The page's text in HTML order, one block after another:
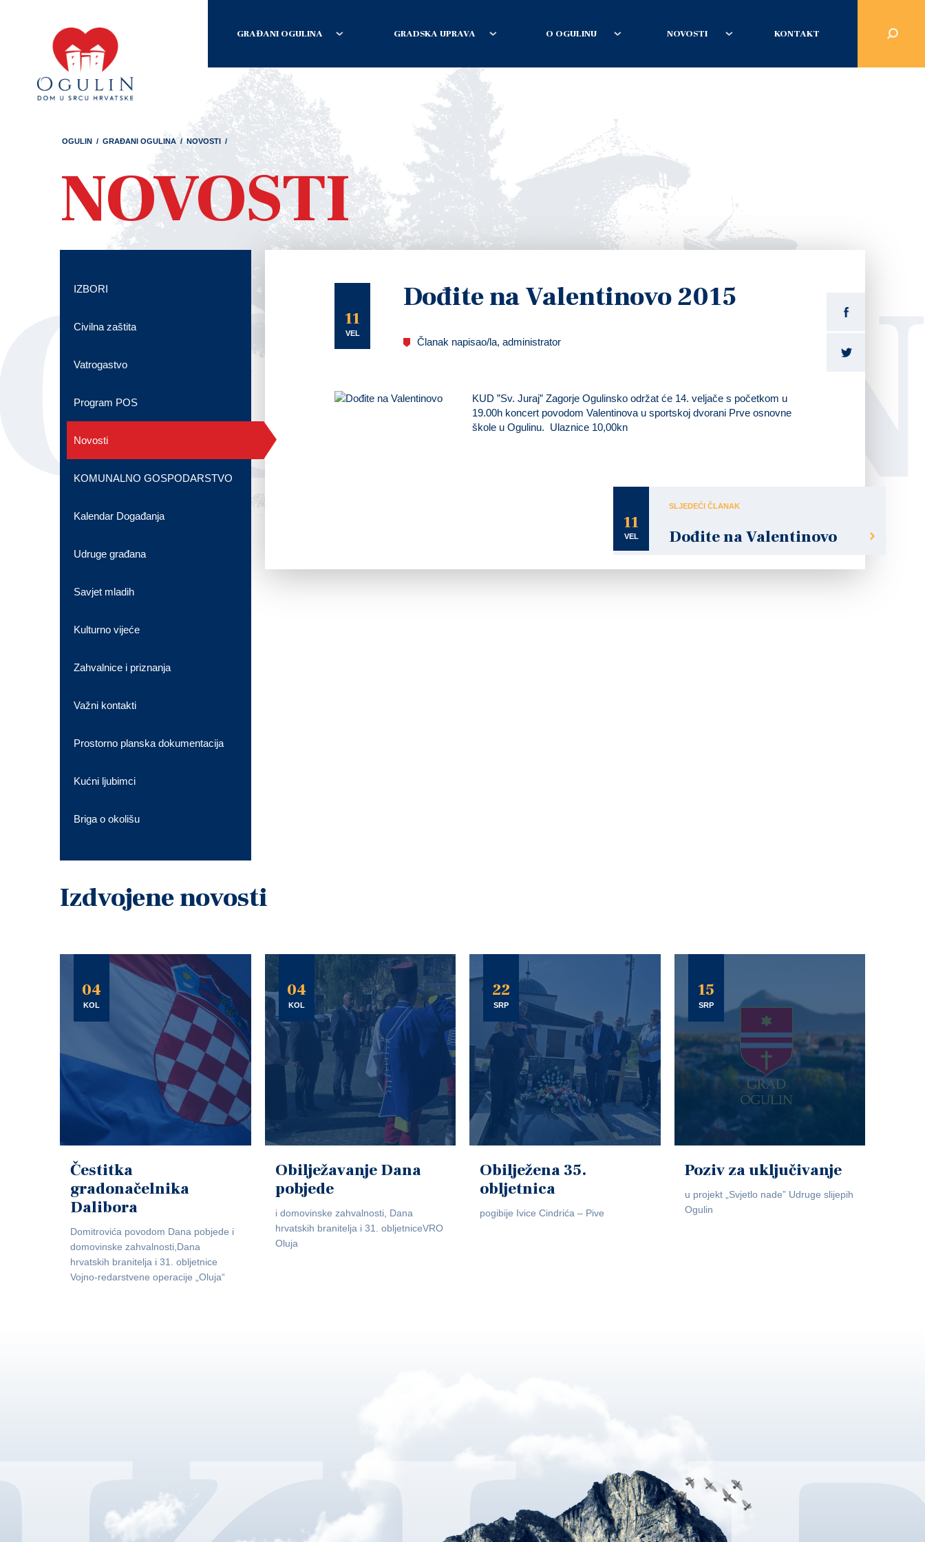
GRAĐANI OGULINA GRADSKA UPRAVA O OGULINU NOVOSTI KONTAKT
OGULIN / GRAĐANI OGULINA / NOVOSTI /
NOVOSTI
11
VEL
Dođite na Valentinovo 2015
Članak napisao/la, administrator
KUD ”Sv. Juraj” Zagorje Ogulinsko održat će 14. veljače s početkom u
19.00h koncert povodom Valentinova u sportskoj dvorani Prve osnovne
škole u Ogulinu. Ulaznice 10,00kn
11
VEL
SLJEDEĆI ČLANAK
Dođite na Valentinovo
IZBORI
Civilna zaštita
Vatrogastvo
Program POS
Novosti
KOMUNALNO GOSPODARSTVO
Kalendar Događanja
Udruge građana
Savjet mladih
Kulturno vijeće
Zahvalnice i priznanja
Važni kontakti
Prostorno planska dokumentacija
Kućni ljubimci
Briga o okolišu
Izdvojene novosti
04
KOL
Čestitka
gradonačelnika
Dalibora
Domitrovića povodom Dana pobjede i
domovinske zahvalnosti,Dana
hrvatskih branitelja i 31. obljetnice
Vojno-redarstvene operacije „Oluja“
04
KOL
Obilježavanje Dana
pobjede
i domovinske zahvalnosti, Dana
hrvatskih branitelja i 31. obljetniceVRO
Oluja
22
SRP
Obilježena 35.
obljetnica
pogibije Ivice Cindrića – Pive
15
SRP
Poziv za uključivanje
u projekt „Svjetlo nade” Udruge slijepih
Ogulin